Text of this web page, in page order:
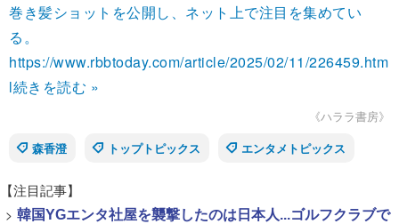
巻き髪ショットを公開し、ネット上で注目を集めてい
る。
https://www.rbbtoday.com/article/2025/02/11/226459.htm
l続きを読む »
《ハララ書房》
森香澄
トップトピックス エンタメトピックス
【注目記事】
> 韓国YGエンタ社屋を襲撃したのは日本人...ゴルフクラブで